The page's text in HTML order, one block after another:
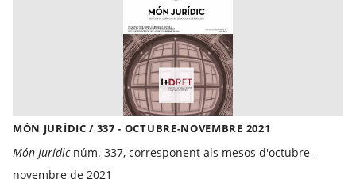
MÓN JURÍDIC / 337 - OCTUBRE-NOVEMBRE 2021
Món Jurídicnúm. 337, corresponent als mesos d'octubre-
novembre de 2021